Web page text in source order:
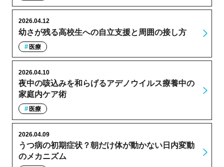
幼さが残る高校生への自立支援と周囲の接し方
2026.04.12
医療
夜中の咳込みを和らげるアデノウイルス療養中の
家庭内ケア術
2026.04.10
医療
うつ病の初期症状？朝だけ体が動かない日内変動
のメカニズム
2026.04.09